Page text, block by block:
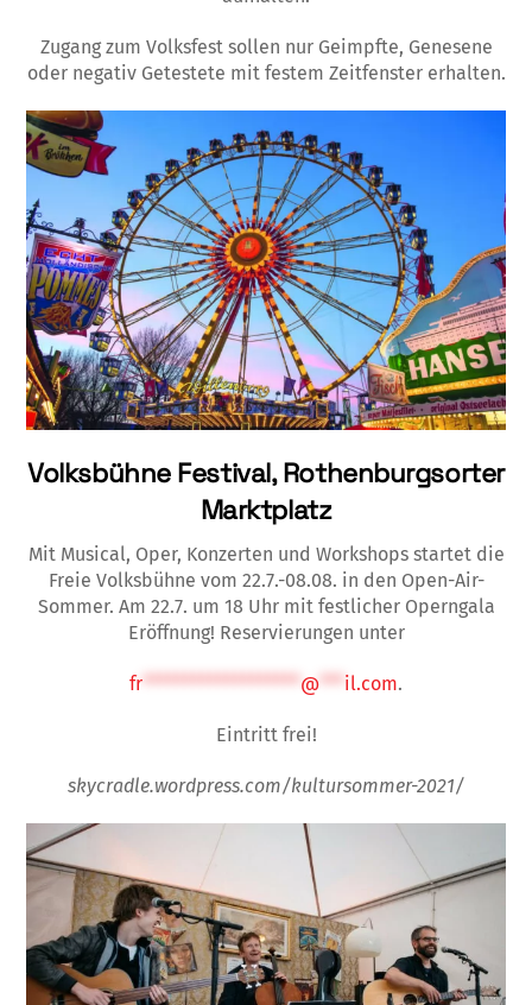
Zugang zum Volksfest sollen nur Geimpfte, Genesene
oder negativ Getestete mit festem Zeitfenster erhalten.
Volksbühne Festival, Rothenburgsorter
Marktplatz
Mit Musical, Oper, Konzerten und Workshops startet die
Freie Volksbühne vom 22.7.-08.08. in den Open-Air-
Sommer. Am 22.7. um 18 Uhr mit festlicher Operngala
Eröffnung! Reservierungen unter
fr*******************@***il.com.
Eintritt frei!
skycradle.wordpress.com/kultursommer-2021/